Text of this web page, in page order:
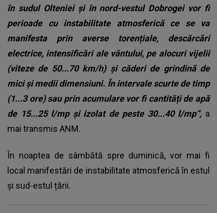
în sudul Olteniei și în nord-vestul Dobrogei vor fi
perioade cu instabilitate atmosferică ce se va
manifesta prin averse torențiale, descărcări
electrice, intensificări ale vântului, pe alocuri vijelii
(viteze de 50...70 km/h) și căderi de grindină de
mici și medii dimensiuni. În intervale scurte de timp
(1...3 ore) sau prin acumulare vor fi cantități de apă
de 15...25 l/mp și izolat de peste 30...40 l/mp”, a
mai transmis ANM.
În noaptea de sâmbătă spre duminică, vor mai fi
local manifestări de instabilitate atmosferică în estul
și sud-estul țării.